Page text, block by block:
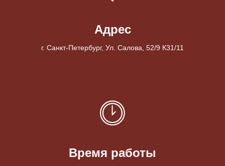
Адрес
г. Санкт-Петербург, Ул. Салова, 52/9 К31/11
Время работы